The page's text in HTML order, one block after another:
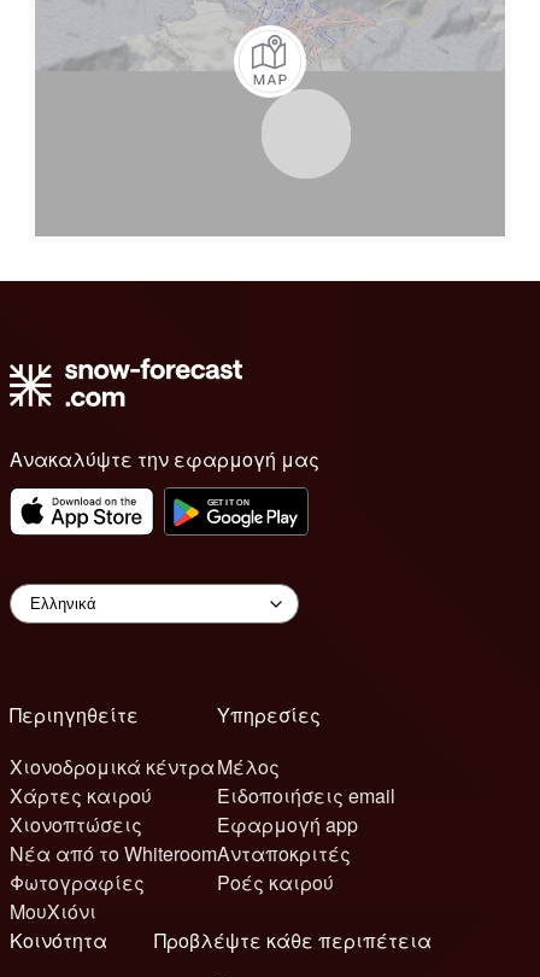
Ανακαλύψτε την εφαρμογή μας
Περιηγηθείτε
Χιονοδρομικά κέντρα
Χάρτες καιρού
Χιονοπτώσεις
Νέα από το Whiteroom
Φωτογραφίες
ΜουΧιόνι
Υπηρεσίες
Μέλος
Ειδοποιήσεις email
Εφαρμογή app
Ανταποκριτές
Ροές καιρού
Κοινότητα
Προβλέψτε κάθε περιπέτεια